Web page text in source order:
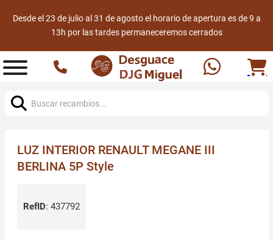
Desde el 23 de julio al 31 de agosto el horario de apertura es de 9 a
13h por las tardes permaneceremos cerrados
LUZ INTERIOR RENAULT MEGANE III
BERLINA 5P Style
RefID: 437792